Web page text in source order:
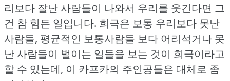
리보다 잘난 사람들이 나와서 우리를 웃긴다면 그
건 참 힘든 일입니다. 희극은 보통 우리보다 못난
사람들, 평균적인 보통사람들 보다 어리석거나 못
난 사람들이 벌이는 일들을 보는 것이 희극이라고
할 수 있는데, 이 카프카의 주인공들은 대체로 좀